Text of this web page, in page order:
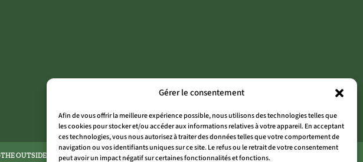
Gérer le consentement
Afin de vous offrir la meilleure expérience possible, nous utilisons des technologies telles que
les cookies pour stocker et/ou accéder aux informations relatives à votre appareil. En acceptant
ces technologies, vous nous autorisez à traiter des données telles que votre comportement de
navigation ou vos identifiants uniques sur ce site. Le refus ou le retrait de votre consentement
peut avoir un impact négatif sur certaines fonctionnalités et fonctions.
THE OUTSIDER LIMBURG THE OUTSIDER ARDENNES